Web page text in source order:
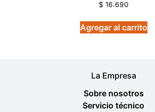
$ 16.690
Agregar al carrito
La Empresa
Sobre nosotros
Servicio técnico